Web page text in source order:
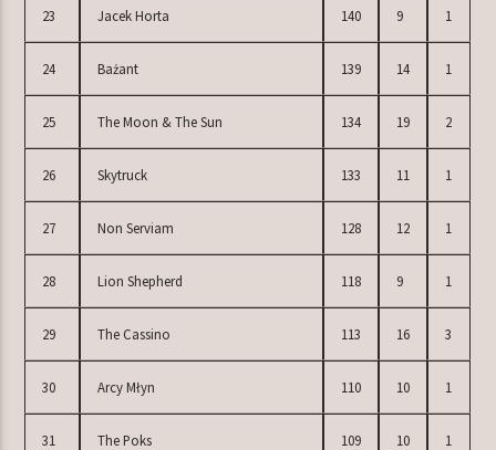
23 Jacek Horta 140 9 1
24 Bażant 139 14 1
25 The Moon & The Sun 134 19 2
26 Skytruck 133 11 1
27 Non Serviam 128 12 1
28 Lion Shepherd 118 9 1
29 The Cassino 113 16 3
30 Arcy Młyn 110 10 1
31 The Poks 109 10 1